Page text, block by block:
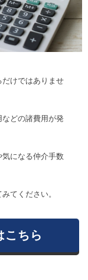
けではありませ
どの諸費用が発
になる仲介手数
てください。
こちら